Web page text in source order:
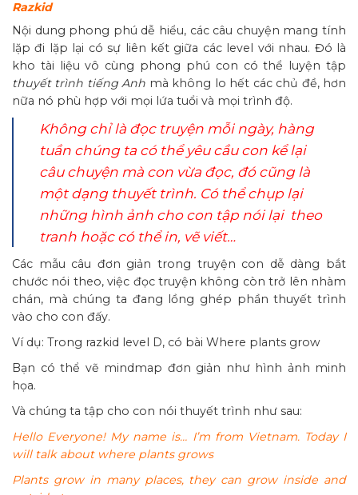
Razkid
Nội dung phong phú dễ hiểu, các câu chuyện mang tính
lặp đi lặp lại có sự liên kết giữa các level với nhau. Đó là
kho tài liệu vô cùng phong phú con có thể luyện tập
thuyết trình tiếng Anh mà không lo hết các chủ đề, hơn
nữa nó phù hợp với mọi lứa tuổi và mọi trình độ.
Không chỉ là đọc truyện mỗi ngày, hàng
tuần chúng ta có thể yêu cầu con kể lại
câu chuyện mà con vừa đọc, đó cũng là
một dạng thuyết trình. Có thể chụp lại
những hình ảnh cho con tập nói lại theo
tranh hoặc có thể in, vẽ viết…
Các mẫu câu đơn giản trong truyện con dễ dàng bắt
chước nói theo, việc đọc truyện không còn trở lên nhàm
chán, mà chúng ta đang lồng ghép phần thuyết trình
vào cho con đấy.
Ví dụ: Trong razkid level D, có bài Where plants grow
Bạn có thể vẽ mindmap đơn giản như hình ảnh minh
họa.
Và chúng ta tập cho con nói thuyết trình như sau:
Hello Everyone! My name is… I’m from Vietnam. Today I
will talk about where plants grows
Plants grow in many places, they can grow inside and